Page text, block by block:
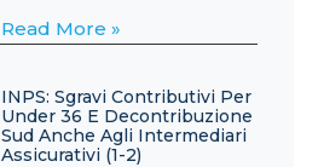
Read More »
INPS: Sgravi Contributivi Per
Under 36 E Decontribuzione
Sud Anche Agli Intermediari
Assicurativi (1-2)